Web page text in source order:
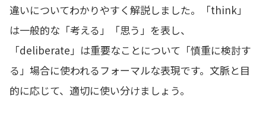
違いについてわかりやすく解説しました。「think」
は一般的な「考える」「思う」を表し、
「deliberate」は重要なことについて「慎重に検討す
る」場合に使われるフォーマルな表現です。文脈と目
的に応じて、適切に使い分けましょう。